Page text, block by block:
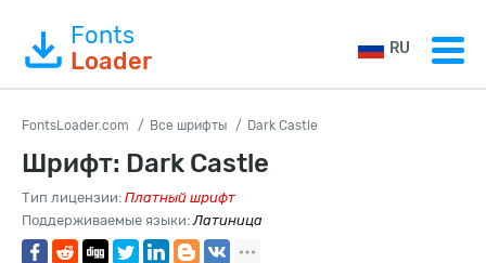
Fonts
Loader
RU
FontsLoader.com Все шрифты Dark Castle
Шрифт: Dark Castle
Тип лицензии: Платный шрифт
Поддерживаемые языки:Латиница